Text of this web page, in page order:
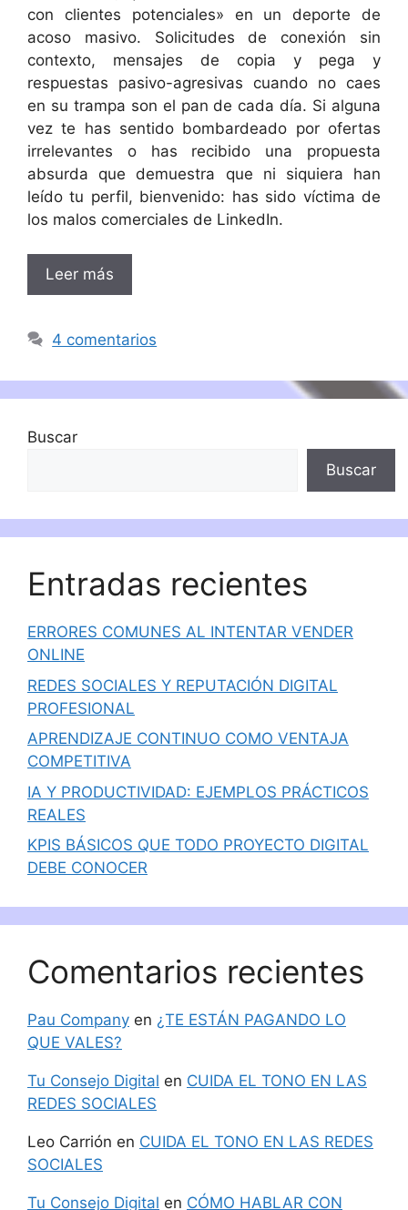
con clientes potenciales» en un deporte de
acoso masivo. Solicitudes de conexión sin
contexto, mensajes de copia y pega y
respuestas pasivo-agresivas cuando no caes
en su trampa son el pan de cada día. Si alguna
vez te has sentido bombardeado por ofertas
irrelevantes o has recibido una propuesta
absurda que demuestra que ni siquiera han
leído tu perfil, bienvenido: has sido víctima de
los malos comerciales de LinkedIn.
Leer más
4 comentarios
Buscar
Buscar
Entradas recientes
ERRORES COMUNES AL INTENTAR VENDER
ONLINE
REDES SOCIALES Y REPUTACIÓN DIGITAL
PROFESIONAL
APRENDIZAJE CONTINUO COMO VENTAJA
COMPETITIVA
IA Y PRODUCTIVIDAD: EJEMPLOS PRÁCTICOS
REALES
KPIS BÁSICOS QUE TODO PROYECTO DIGITAL
DEBE CONOCER
Comentarios recientes
Pau Company en ¿TE ESTÁN PAGANDO LO
QUE VALES?
Tu Consejo Digital en CUIDA EL TONO EN LAS
REDES SOCIALES
Leo Carrión en CUIDA EL TONO EN LAS REDES
SOCIALES
Tu Consejo Digital en CÓMO HABLAR CON